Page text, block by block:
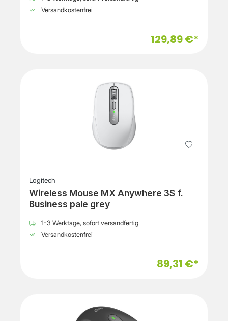
Versandkostenfrei
129,89 €*
Logitech
Wireless Mouse MX Anywhere 3S f.
Business pale grey
1-3 Werktage, sofort versandfertig
Versandkostenfrei
89,31 €*